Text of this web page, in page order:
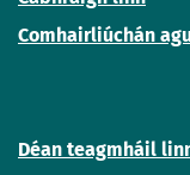
Comhairliúchán
Déan teagmháil